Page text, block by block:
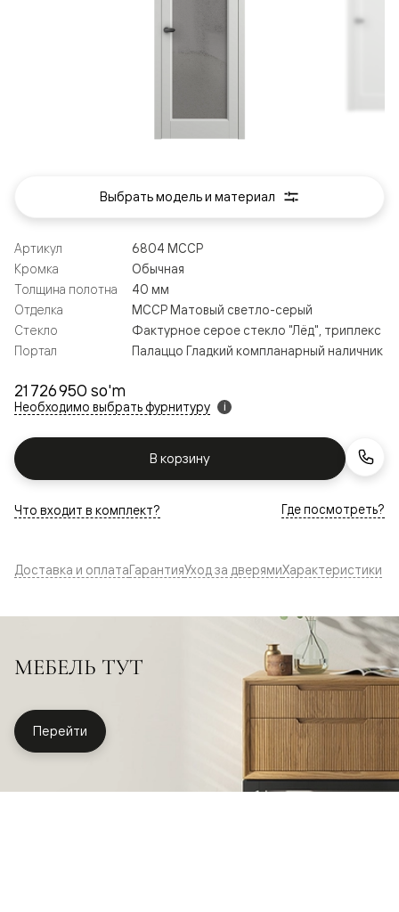
21 726 950 so'm
Необходимо выбрать фурнитуру i
В корзину
Артикул
6804 МССР
Кромка
Обычная
Толщина полотна
40 мм
Отделка
МССР Матовый светло-серый
Стекло
Фактурное серое стекло "Лёд", триплекс
Портал
Палаццо Гладкий компланарный наличник
Что входит в комплект? Где посмотреть?
Выбрать модель и материал
Доставка и оплатаГарантияУход за дверямиХарактеристики
МЕБЕЛЬ ТУТ
Перейти